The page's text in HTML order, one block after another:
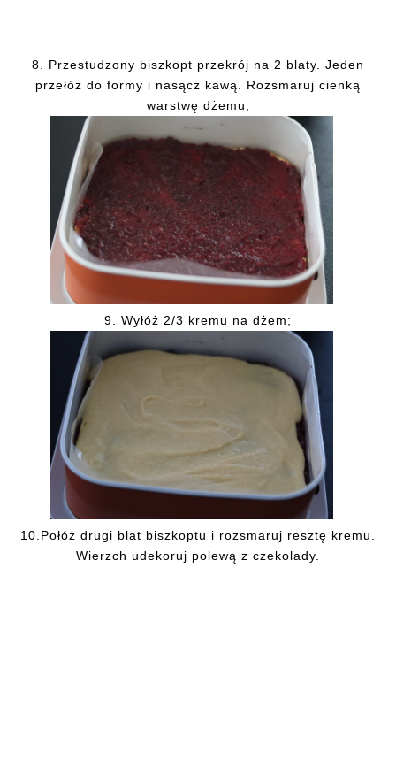
8. Przestudzony biszkopt przekrój na 2 blaty. Jeden
przełóż do formy i nasącz kawą. Rozsmaruj cienką
warstwę dżemu;
9. Wyłóż 2/3 kremu na dżem;
10.Połóż drugi blat biszkoptu i rozsmaruj resztę kremu.
Wierzch udekoruj polewą z czekolady.